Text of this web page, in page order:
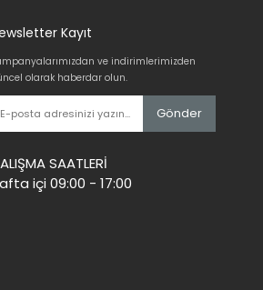
Kayıt
ve indirimlerimizden
olarak haberdar olun.
Gönder
SAATLERİ
içi 09:00 - 17:00